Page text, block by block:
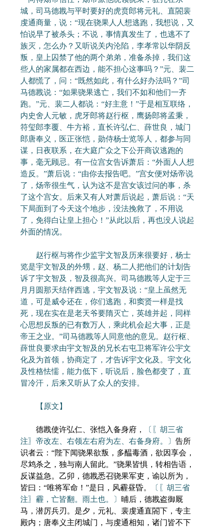
城，司马德戡与平时要好的虎贲郎将元礼、直閤裴
虔通商量，说：“现在骁果人人想逃跑，我想说，又
怕说早了被杀头；不说，事情真发生了，也逃不了
族灭，怎么办？又听说关内沦陷，李孝常以华阴反
叛，皇上囚禁了他的两个弟弟，准备杀掉，我们这
些人的家属都在西边，能不担心这事吗？”元、裴二
人都慌了，问：“既然如此，有什么好办法吗？”司
马德戡说：“如果骁果逃亡，我们不如和他们一齐
跑。”元、裴二人都说：“好主意！”于是相互联络，
内史舍人元敏，虎牙郎将赵行枢，鹰扬郎将孟秉，
符玺郎李覆、牛方裕，直长许弘仁、薛世良，城门
郎唐奉义，医正张恺，勋侍杨士览等人，都参与同
谋，日夜联系，在大庭广众之下公开商议逃跑的
事，毫无顾忌。有一位宫女告诉萧后：“外面人人想
造反。”萧后说：“由你去报告吧。”宫女便对炀帝说
了，炀帝很生气，认为这不是宫女该过问的事，杀
了这个宫女。后来又有人对萧后说起，萧后说：“天
下局面到了今天这个地步，没法挽救了，不用说
了，免得白让皇上担心！”从此以后，再也没人说起
外面的情况。
赵行枢与将作少监宇文智及历来很要好，杨士
览是宇文智及的外甥，赵、杨二人把他们的计划告
诉了宇文智及，智及很高兴。司马德戡等人定于三
月月圆那天结伴西逃，宇文智及说：“皇上虽然无
道，可是威令还在，你们逃跑，和窦贤一样是找
死，现在实在是老天爷要隋灭亡，英雄并起，同样
心思想反叛的已有数万人，乘此机会起大事，正是
帝王之业。”司马德戡等人同意他的意见。赵行枢、
薛世良要求由宇文智及的兄长右屯卫将军许公宇文
化及为首领，协商定了，才告诉宇文化及。宇文化
及性格怯懦，能力低下，听说后，脸色都变了，直
冒冷汗，后来又听从了众人的安排。
【原文】
德戡使许弘仁、张恺入备身府，
〔〖胡三省
注〗帝改左、右领左右府为左、右备身府。〕 告所
识者云：“陛下闻骁果欲叛，多醖毒酒，欲因享会，
尽鸩杀之，独与南人留此。”骁果皆惧，转相告语，
反谋益急。乙卯，德戡悉召骁果军吏，谕以所为，
皆曰：“唯将军命！”是日，风霾昼昏。
〔〖胡三省
注〗霾，亡皆翻。雨土也。〕 晡后，德戡盗御厩
马，潜厉兵刃。是夕，元礼、裴虔通直閤下，专主
殿内；唐奉义主闭城门，与虔通相知，诸门皆不下